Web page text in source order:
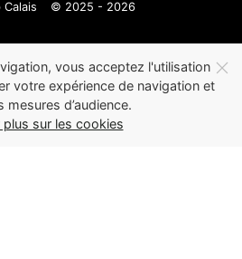
© 2025 - 2026
vous acceptez l'utilisation
votre expérience de navigation et
mesures d’audience.
plus sur les cookies